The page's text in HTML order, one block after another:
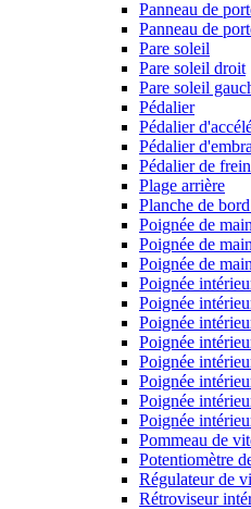
Panneau de
Panneau de
Pare soleil
Pare soleil droit
Pare soleil
Pédalier
Pédalier
Pédalier
Pédalier de frein
Plage arrière
Planche de
Poignée de
Poignée de
Poignée de
Poignée
Poignée
Poignée
Poignée
Poignée
Poignée
Poignée
Poignée
Pommeau de
Potentiomètre
Régulateur de
Rétroviseur